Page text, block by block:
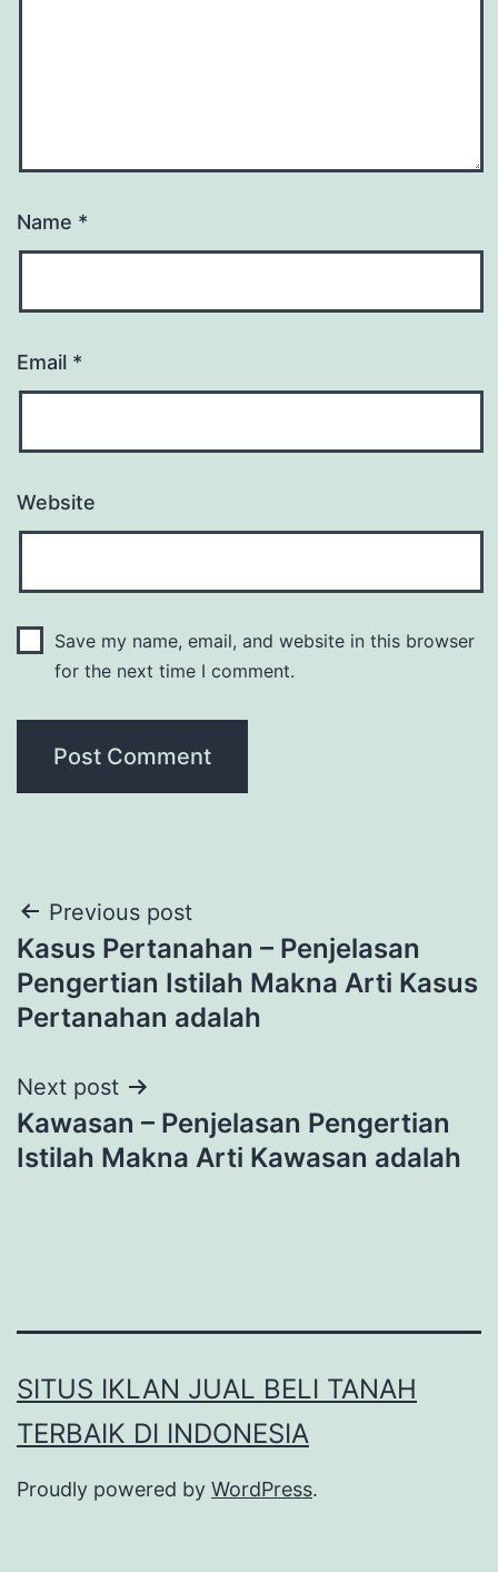
Name *
Email *
Website
Save my name, email, and website in this browser
for the next time I comment.
Post
navigation
Previous post
Kasus Pertanahan – Penjelasan
Pengertian Istilah Makna Arti Kasus
Pertanahan adalah
Next post
Kawasan – Penjelasan Pengertian
Istilah Makna Arti Kawasan adalah
SITUS IKLAN JUAL BELI TANAH
TERBAIK DI INDONESIA
Proudly powered by WordPress.